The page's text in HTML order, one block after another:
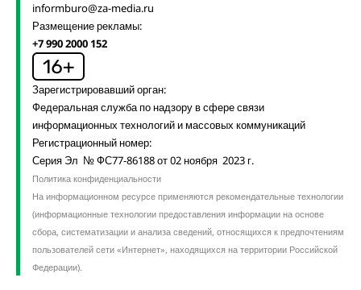
informburo@za-media.ru
Размещение рекламы:
+7 990 2000 152
Зарегистрировавший орган:
Федеральная служба по надзору в сфере связи
информационных технологий и массовых коммуникаций
Регистрационный номер:
Серия Эл № ФС77-86188 от 02 ноября 2023 г.
Политика конфиденциальности
На информационном ресурсе применяются рекомендательные технологии
(информационные технологии предоставления информации на основе
сбора, систематизации и анализа сведений, относящихся к предпочтениям
пользователей сети «Интернет», находящихся на территории Российской
Федерации).